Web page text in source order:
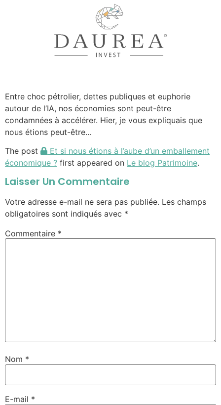
Entre choc pétrolier, dettes publiques et euphorie
autour de l’IA, nos économies sont peut-être
condamnées à accélérer. Hier, je vous expliquais que
nous étions peut-être…
The post
Et si nous étions à l’aube d’un emballement
économique ? first appeared on Le blog Patrimoine.
Laisser Un Commentaire
Votre adresse e-mail ne sera pas publiée. Les champs
obligatoires sont indiqués avec *
Commentaire *
Nom *
E-mail *